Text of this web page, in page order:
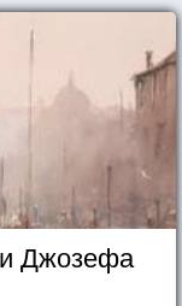
Джозефа